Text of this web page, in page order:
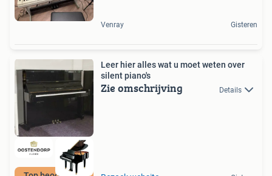
Venray Gisteren
Leer hier alles wat u moet weten over
silent piano's
Zie omschrijving Details